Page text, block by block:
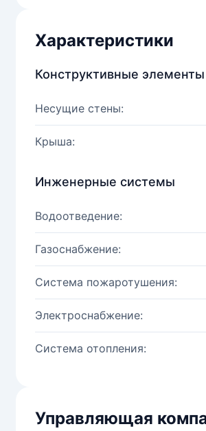
Характеристики
Конструктивные элементы
Несущие стены:
Крыша:
Инженерные системы
Водоотведение:
Газоснабжение:
Система пожаротушения:
Электроснабжение:
Система отопления:
Управляющая